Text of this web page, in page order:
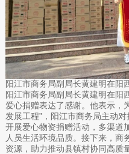
阳江市商务局副局长黄建明在阳
阳江市商务局副局长黄建明在阳
爱心捐赠表达了感谢。他表示，
发展工程”，阳江市商务局主动
开展爱心物资捐赠活动，多渠道
人员生活环境品质。接下来，商
资源，助力推动县镇村协同高质